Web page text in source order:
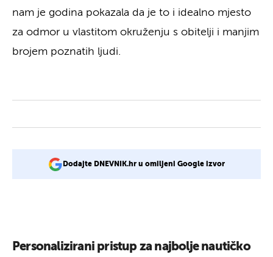
nam je godina pokazala da je to i idealno mjesto
za odmor u vlastitom okruženju s obitelji i manjim
brojem poznatih ljudi.
Dodajte DNEVNIK.hr u omiljeni Google izvor
Personalizirani pristup za najbolje nautičko